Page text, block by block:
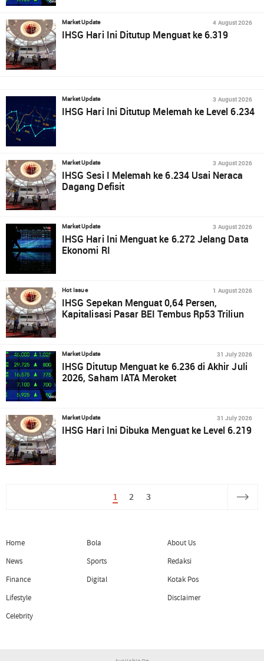
Market Update 4 August 2026
IHSG Hari Ini Ditutup Menguat ke 6.319
Market Update 3 August 2026
IHSG Hari Ini Ditutup Melemah ke Level 6.234
Market Update 3 August 2026
IHSG Sesi I Melemah ke 6.234 Usai Neraca
Dagang Defisit
Market Update 3 August 2026
IHSG Hari Ini Menguat ke 6.272 Jelang Data
Ekonomi RI
Hot Issue 1 August 2026
IHSG Sepekan Menguat 0,64 Persen,
Kapitalisasi Pasar BEI Tembus Rp53 Triliun
Market Update 31 July 2026
IHSG Ditutup Menguat ke 6.236 di Akhir Juli
2026, Saham IATA Meroket
Market Update 31 July 2026
IHSG Hari Ini Dibuka Menguat ke Level 6.219
1 2 3
Home
News
Finance
Lifestyle
Celebrity
Bola
Sports
Digital
About Us
Redaksi
Kotak Pos
Disclaimer